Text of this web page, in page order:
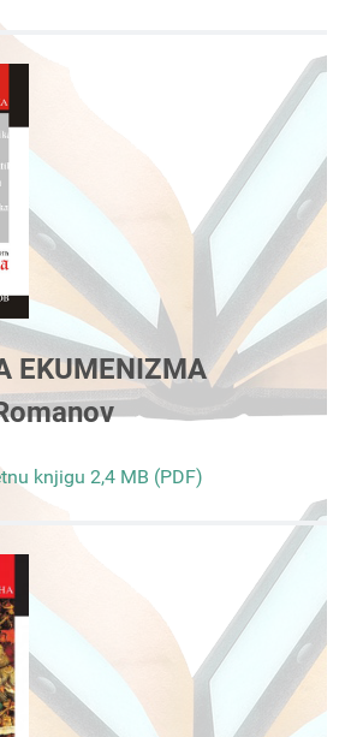
EKUMENIZMA
knjigu 2,4 MB (PDF)